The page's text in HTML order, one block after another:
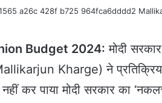
Budget 2024: मोदी
Kharge) ने
नहीं कर पाया मोदी सरकार का